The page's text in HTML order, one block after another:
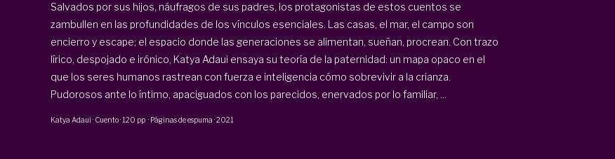
Salvados por sus hijos, náufragos de sus padres, los protagonistas de estos cuentos se
zambullen en las profundidades de los vínculos esenciales. Las casas, el mar, el campo son
encierro y escape; el espacio donde las generaciones se alimentan, sueñan, procrean. Con trazo
lírico, despojado e irónico, Katya Adaui ensaya su teoría de la paternidad: un mapa opaco en el
que los seres humanos rastrean con fuerza e inteligencia cómo sobrevivir a la crianza.
Pudorosos ante lo íntimo, apaciguados con los parecidos, enervados por lo familiar, ...
Katya Adaui · Cuento·120 pp· Páginas de espuma ·2021